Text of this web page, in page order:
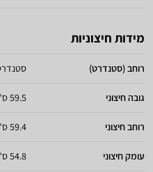
מידות חיצוניות
רוחב (סטנדרט)
גובה חיצוני 59.5 ס"מ
רוחב חיצוני 59.4 ס"מ
עומק חיצוני 54.8 ס"מ